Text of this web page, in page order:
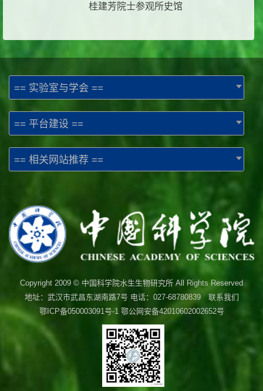
桂建芳院士参观所史馆
== 实验室与学会 ==
== 平台建设 ==
== 相关网站推荐 ==
Copyright 2009 © 中国科学院水生生物研究所 All Rights Reserved
地址：武汉市武昌东湖南路7号 电话：027-68780839 联系我们
鄂ICP备050003091号-1鄂公网安备42010602002652号